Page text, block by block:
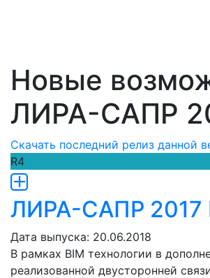
Новые
ЛИРА-САПР
Скачать последний релиз данной
R4
ЛИРА-САПР 2017
Дата выпуска: 20.06.2018
В рамках BIM технологии в
реализованной двусторонней